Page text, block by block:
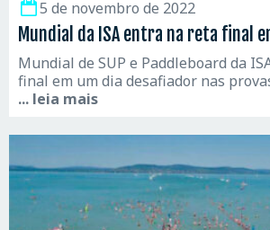
5 de novembro de 2022
Mundial da ISA entra na reta final
Mundial de SUP e Paddleboard da
final em um dia desafiador nas
... leia mais